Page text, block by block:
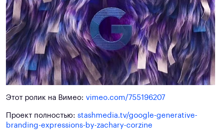
Этот ролик на Вимео: vimeo.com/755196207
Проект полностью: stashmedia.tv/google-generative-
branding-expressions-by-zachary-corzine